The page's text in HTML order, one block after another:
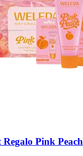
Regalo Pink Peach